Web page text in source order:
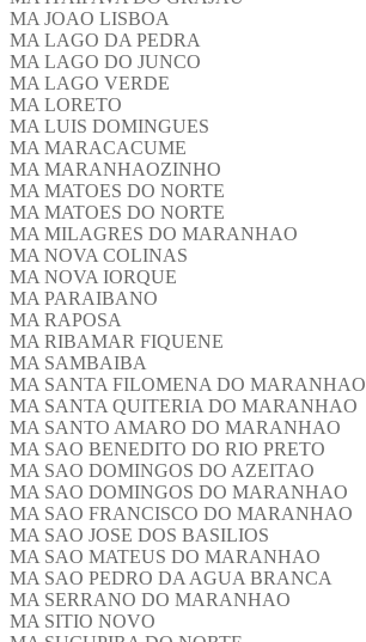
MA JOAO LISBOA
MA LAGO DA PEDRA
MA LAGO DO JUNCO
MA LAGO VERDE
MA LORETO
MA LUIS DOMINGUES
MA MARACACUME
MA MARANHAOZINHO
MA MATOES DO NORTE
MA MATOES DO NORTE
MA MILAGRES DO MARANHAO
MA NOVA COLINAS
MA NOVA IORQUE
MA PARAIBANO
MA RAPOSA
MA RIBAMAR FIQUENE
MA SAMBAIBA
MA SANTA FILOMENA DO MARANHAO
MA SANTA QUITERIA DO MARANHAO
MA SANTO AMARO DO MARANHAO
MA SAO BENEDITO DO RIO PRETO
MA SAO DOMINGOS DO AZEITAO
MA SAO DOMINGOS DO MARANHAO
MA SAO FRANCISCO DO MARANHAO
MA SAO JOSE DOS BASILIOS
MA SAO MATEUS DO MARANHAO
MA SAO PEDRO DA AGUA BRANCA
MA SERRANO DO MARANHAO
MA SITIO NOVO